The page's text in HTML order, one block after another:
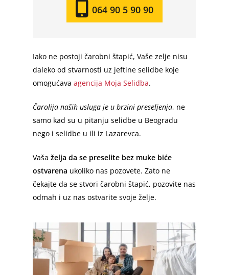
064 90 5 90 90
Iako ne postoji čarobni štapić, Vaše zelje nisu
daleko od stvarnosti uz jeftine selidbe koje
omogućavaagencija Moja Selidba.
Čarolija naših usluga je u brzini preseljenja, ne
samo kad su u pitanju selidbe u Beogradu
nego i selidbe u ili iz Lazarevca.
Vašaželja da se preselite bez muke biće
ostvarena ukoliko nas pozovete. Zato ne
čekajte da se stvori čarobni štapić, pozovite nas
odmah i uz nas ostvarite svoje želje.